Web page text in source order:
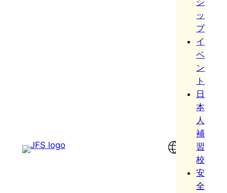
ッ
プ
イ
ベ
ン
ト
日
本
人
補
習
校
安
全